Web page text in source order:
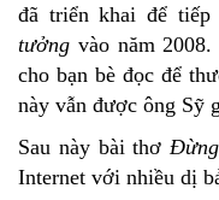
đã triển khai để tiếp
tưởng vào năm
cho bạn bè đọc để
này vẫn được ông Sỹ
Sau này bài thơ
Internet với nhiều dị